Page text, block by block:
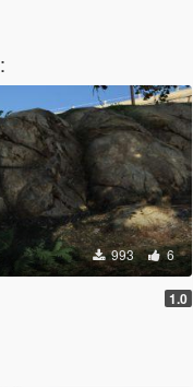
:
993 6
1.0